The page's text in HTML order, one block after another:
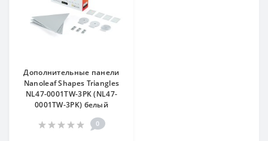
Дополнительные панели
Nanoleaf Shapes Triangles
NL47-0001TW-3PK (NL47-
0001TW-3PK) белый
0